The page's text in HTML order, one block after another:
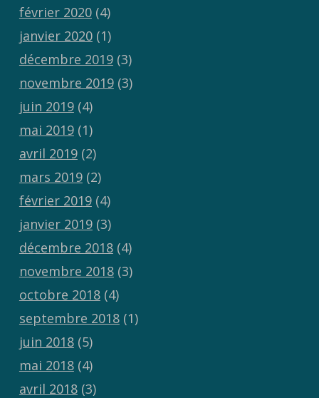
février 2020(4)
janvier 2020(1)
décembre 2019(3)
novembre 2019(3)
juin 2019(4)
mai 2019(1)
avril 2019(2)
mars 2019(2)
février 2019(4)
janvier 2019(3)
décembre 2018(4)
novembre 2018(3)
octobre 2018(4)
septembre 2018(1)
juin 2018(5)
mai 2018(4)
avril 2018(3)